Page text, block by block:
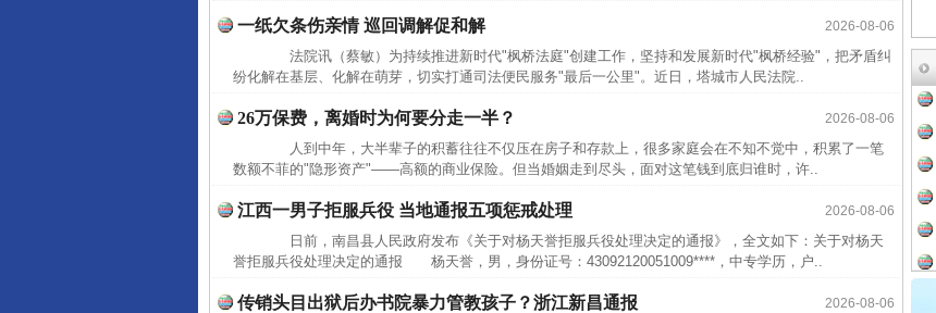
2026-08-06
一纸欠条伤亲情 巡回调解促和解
法院讯（蔡敏）为持续推进新时代"枫桥法庭"创建工作，坚持和发展新时代"枫桥经验"，把矛盾纠
纷化解在基层、化解在萌芽，切实打通司法便民服务"最后一公里"。近日，塔城市人民法院..
2026-08-06
26万保费，离婚时为何要分走一半？
人到中年，大半辈子的积蓄往往不仅压在房子和存款上，很多家庭会在不知不觉中，积累了一笔
数额不菲的"隐形资产"——高额的商业保险。但当婚姻走到尽头，面对这笔钱到底归谁时，许..
2026-08-06
江西一男子拒服兵役 当地通报五项惩戒处理
日前，南昌县人民政府发布《关于对杨天誉拒服兵役处理决定的通报》，全文如下：关于对杨天
誉拒服兵役处理决定的通报 杨天誉，男，身份证号：43092120051009****，中专学历，户..
2026-08-06
传销头目出狱后办书院暴力管教孩子？浙江新昌通报